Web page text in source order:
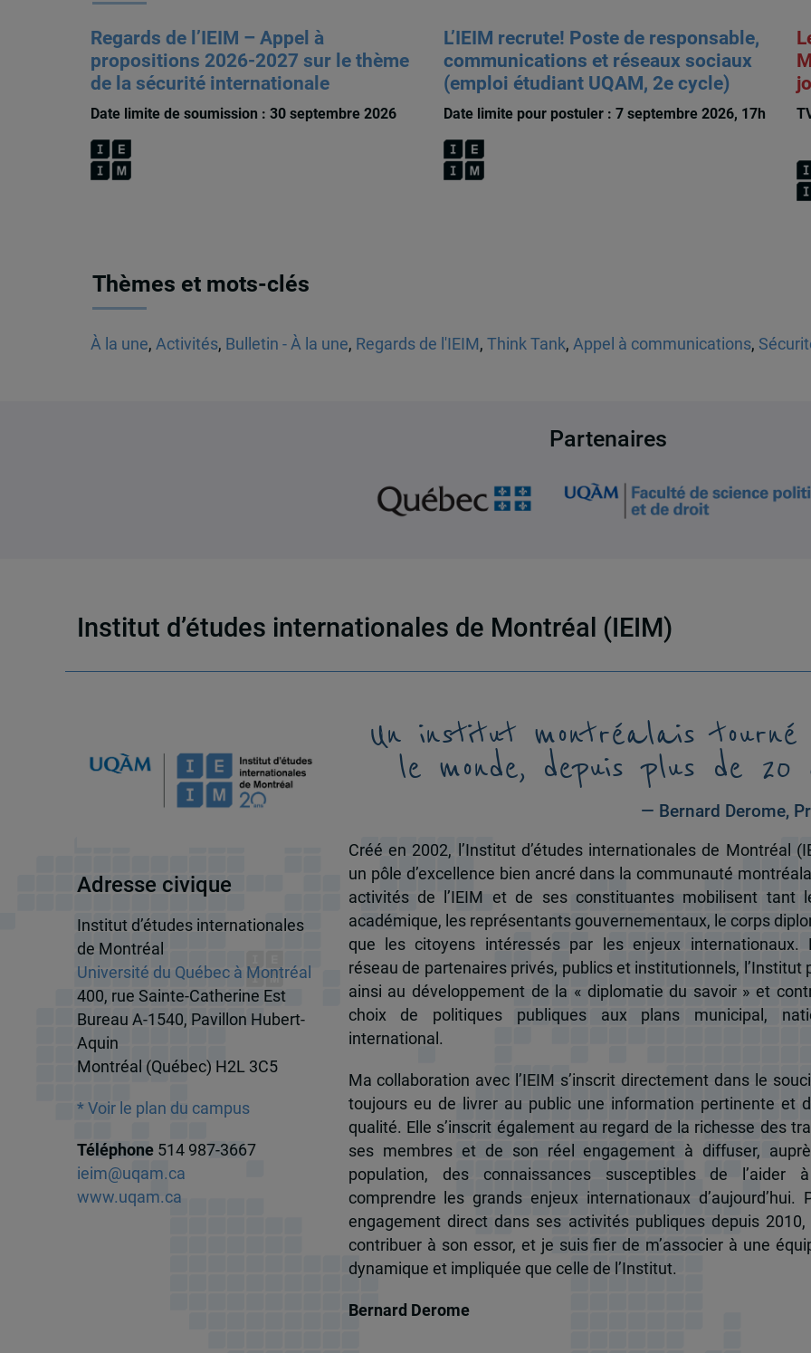
Regards de l’IEIM – Appel à
propositions 2026-2027 sur le thème
de la sécurité internationale
Date limite de soumission : 30 septembre 2026
L’IEIM recrute! Poste de responsable,
communications et réseaux sociaux
(emploi étudiant UQAM, 2e cycle)
Date limite pour postuler : 7 septembre 2026, 17h
Thèmes et mots-clés
À la une, Activités, Bulletin - À la une, Regards de l'IEIM, Think Tank, Appel à communications,
Partenaires
Institut d’études internationales de Montréal (IEIM)
Adresse civique
Institut d’études internationales
de Montréal
Université du Québec à Montréal
400, rue Sainte-Catherine Est
Bureau A-1540, Pavillon Hubert-
Aquin
Montréal (Québec) H2L 3C5
* Voir le plan du campus
Téléphone 514 987-3667
ieim@uqam.ca
www.uqam.ca
Un institut montréalais tourné
le monde, depuis plus de 20
— Bernard Derome,
Créé en 2002, l’Institut d’études internationales de Montréal
un pôle d’excellence bien ancré dans la communauté
activités de l’IEIM et de ses constituantes mobilisent tant
académique, les représentants gouvernementaux, le corps
que les citoyens intéressés par les enjeux internationaux.
réseau de partenaires privés, publics et institutionnels, l’Institut
ainsi au développement de la « diplomatie du savoir » et
choix de politiques publiques aux plans municipal,
international.
Ma collaboration avec l’IEIM s’inscrit directement dans le
toujours eu de livrer au public une information pertinente et
qualité. Elle s’inscrit également au regard de la richesse des
ses membres et de son réel engagement à diffuser,
population, des connaissances susceptibles de l’aider
comprendre les grands enjeux internationaux d’aujourd’hui.
engagement direct dans ses activités publiques depuis 2010,
contribuer à son essor, et je suis fier de m’associer à une
dynamique et impliquée que celle de l’Institut.
Bernard Derome